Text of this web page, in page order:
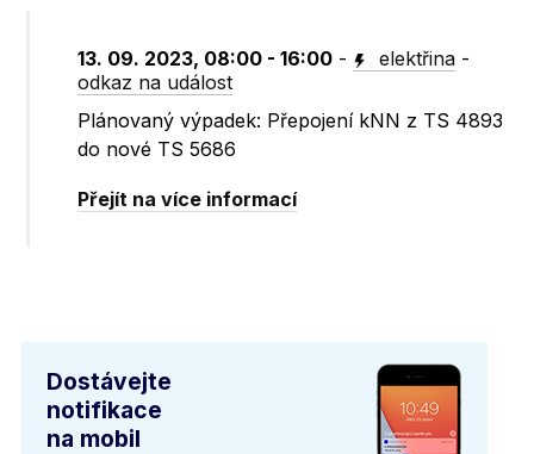
13. 09. 2023, 08:00 - 16:00 - elektřina -
odkaz na událost
Plánovaný výpadek: Přepojení kNN z TS 4893
do nové TS 5686
Přejít na více informací
Dostávejte
notifikace
na mobil